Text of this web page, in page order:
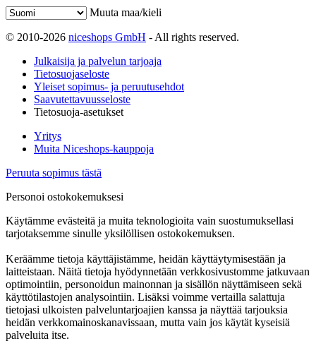
Muuta maa/kieli
© 2010-2026 niceshops GmbH - All rights reserved.
Julkaisija ja palvelun tarjoaja
Tietosuojaseloste
Yleiset sopimus- ja peruutusehdot
Saavutettavuusseloste
Tietosuoja-asetukset
Yritys
Muita Niceshops-kauppoja
Peruuta sopimus tästä
Personoi ostokokemuksesi
Käytämme evästeitä ja muita teknologioita vain suostumuksellasi
tarjotaksemme sinulle yksilöllisen ostokokemuksen.
Keräämme tietoja käyttäjistämme, heidän käyttäytymisestään ja
laitteistaan. Näitä tietoja hyödynnetään verkkosivustomme jatkuvaan
optimointiin, personoidun mainonnan ja sisällön näyttämiseen sekä
käyttötilastojen analysointiin. Lisäksi voimme vertailla salattuja
tietojasi ulkoisten palveluntarjoajien kanssa ja näyttää tarjouksia
heidän verkkomainoskanavissaan, mutta vain jos käytät kyseisiä
palveluita itse.